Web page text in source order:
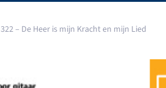
322 – De Heer is mijn Kracht en mijn Lied